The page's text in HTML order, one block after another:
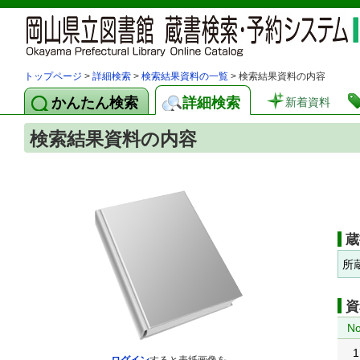
トップページ > 詳細検索 > 検索結果資料の一覧 > 検索結果資料の内容
かんたん検索 詳細検索 新着資料
検索結果資料の内容
所
1